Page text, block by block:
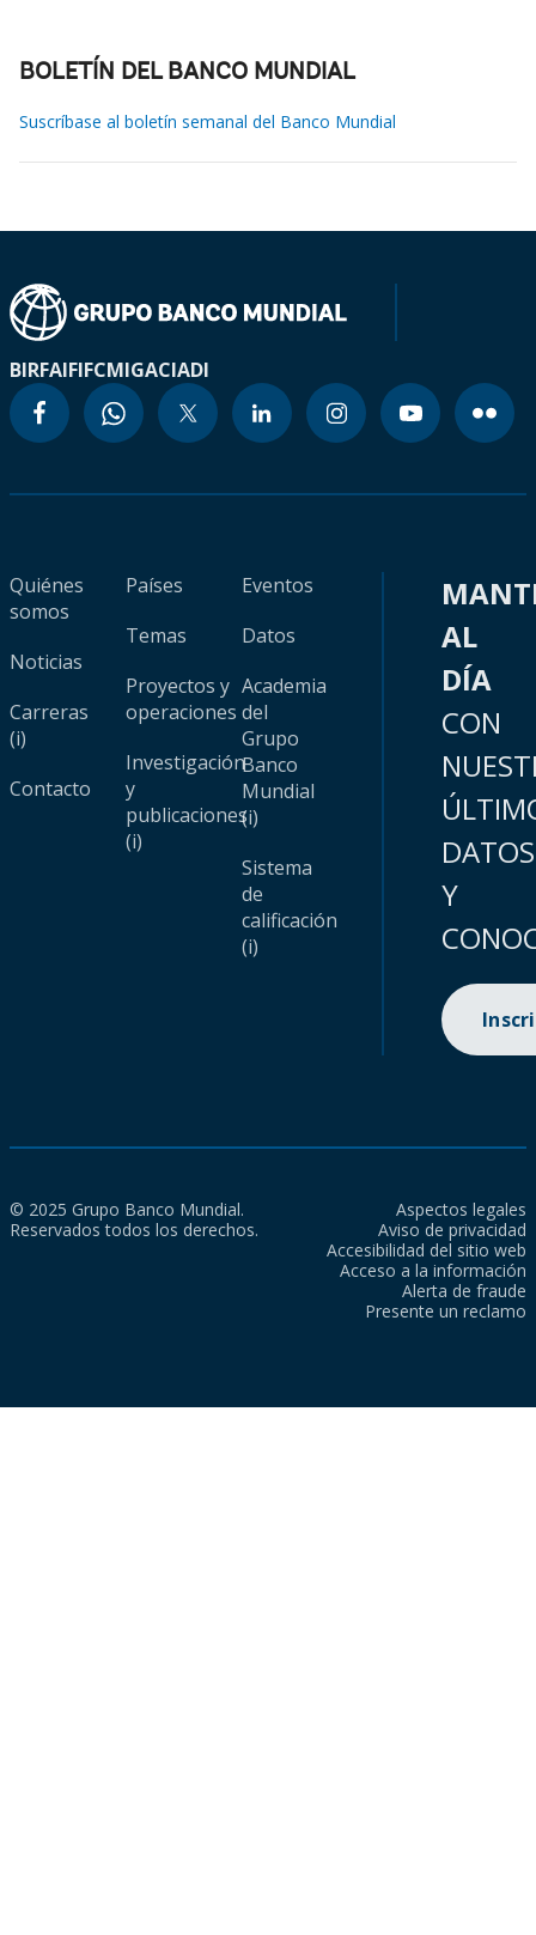
BOLETÍN DEL BANCO MUNDIAL
Suscríbase al boletín semanal del Banco Mundial
BIRFAIFIFCMIGACIADI
Quiénes
somos
Noticias
Carreras
(i)
Contacto
Países
Temas
Proyectos y
operaciones
Investigación
y
publicaciones
(i)
Eventos
Datos
Academia
del
Grupo
Banco
Mundial
(i)
Sistema
de
calificación
(i)
AL
DÍA
CON
DATOS
Y
© 2025 Grupo Banco Mundial.
Reservados todos los derechos.
Aspectos legales
Aviso de privacidad
Accesibilidad del sitio web
Acceso a la información
Alerta de fraude
Presente un reclamo